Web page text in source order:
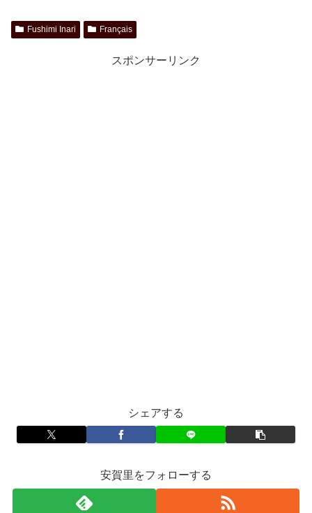
Fushimi Inari Français
スポンサーリンク
シェアする
安賀里をフォローする